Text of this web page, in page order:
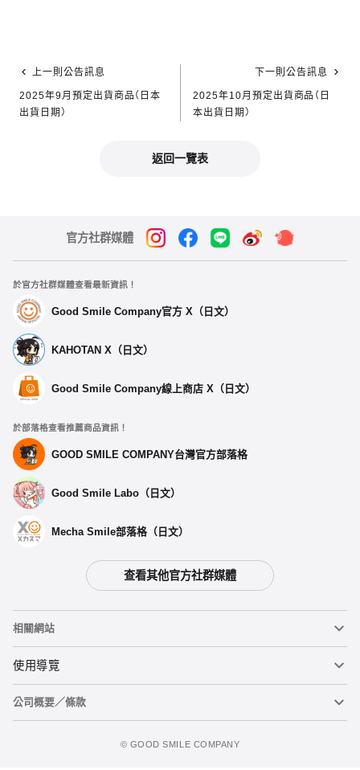
上一則公告訊息
2025年9月預定出貨商品（日本
出貨日期）
下一則公告訊息
2025年10月預定出貨商品（日
本出貨日期）
返回一覽表
官方社群媒體
於官方社群媒體查看最新資訊！
Good Smile Company官方 X（日文）
KAHOTAN X（日文）
Good Smile Company線上商店 X（日文）
於部落格查看推薦商品資訊！
GOOD SMILE COMPANY台灣官方部落格
Good Smile Labo（日文）
Mecha Smile部落格（日文）
查看其他官方社群媒體
相關網站
黏土人
黏土人臉部製造機（英文）
使用導覽
重要公告
公司概要／條款
©️ GOOD SMILE COMPANY